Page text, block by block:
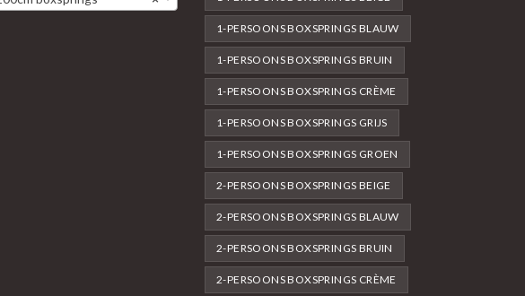
1-PERSOONS BOXSPRINGS BLAUW
1-PERSOONS BOXSPRINGS BRUIN
1-PERSOONS BOXSPRINGS CRÈME
1-PERSOONS BOXSPRINGS GRIJS
1-PERSOONS BOXSPRINGS GROEN
2-PERSOONS BOXSPRINGS BEIGE
2-PERSOONS BOXSPRINGS BLAUW
2-PERSOONS BOXSPRINGS BRUIN
2-PERSOONS BOXSPRINGS CRÈME